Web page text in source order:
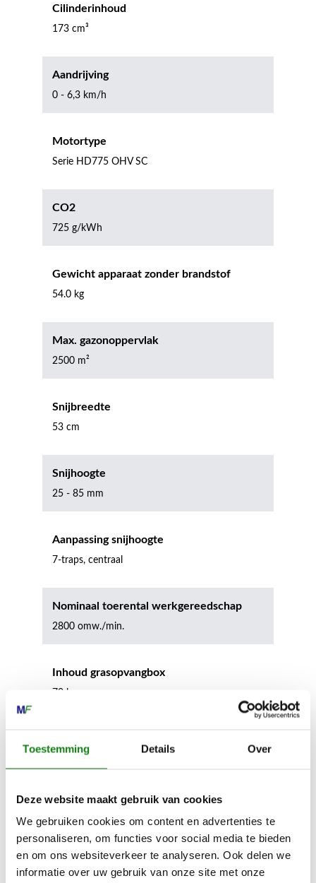
Toestemming Details Over
Deze website maakt gebruik van cookies
We gebruiken cookies om content en advertenties te
personaliseren, om functies voor social media te bieden
en om ons websiteverkeer te analyseren. Ook delen we
informatie over uw gebruik van onze site met onze
Cilinderinhoud
173 cm³
Aandrijving
0 - 6,3 km/h
Motortype
Serie HD775 OHV SC
CO2
725 g/kWh
Gewicht apparaat zonder brandstof
54.0 kg
Max. gazonoppervlak
2500 m²
Snijbreedte
53 cm
Snijhoogte
25 - 85 mm
Aanpassing snijhoogte
7-traps, centraal
Nominaal toerental werkgereedschap
2800 omw./min.
Inhoud grasopvangbox
70 l
Max. hoogte van het apparaat
112 cm
Diameter voorwiel